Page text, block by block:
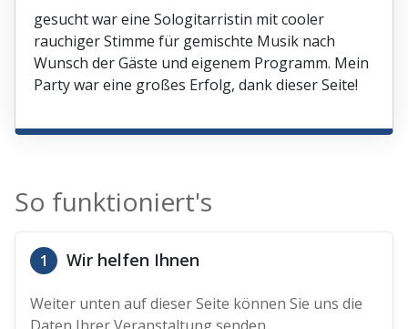
gesucht war eine Sologitarristin mit cooler
rauchiger Stimme für gemischte Musik nach
Wunsch der Gäste und eigenem Programm. Mein
Party war eine großes Erfolg, dank dieser Seite!
So funktioniert's
1 Wir helfen Ihnen
Weiter unten auf dieser Seite können Sie uns die